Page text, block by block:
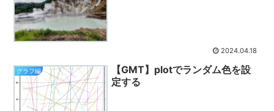
2024.04.18
グラフ編
【GMT】plotでランダム色を設
定する